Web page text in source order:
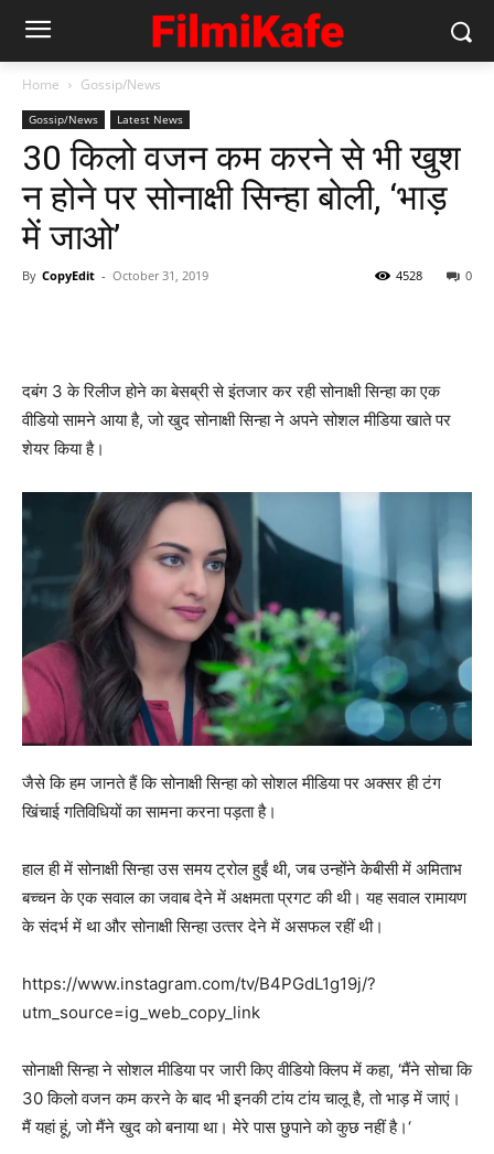
Home Gossip/News
Gossip/News Latest News
30 किलो वजन कम करने से भी खुश
न होने पर सोनाक्षी सिन्‍हा बोली, ‘भाड़
में जाओ’
By CopyEdit - October 31, 2019 0
4528
दबंग 3 के रिलीज होने का बेसब्री से इंतजार कर रही सोनाक्षी सिन्‍हा का एक
वीडियो सामने आया है, जो खुद सोनाक्षी सिन्‍हा ने अपने सोशल मीडिया खाते पर
शेयर किया है।
जैसे कि हम जानते हैं कि सोनाक्षी सिन्‍हा को सोशल मीडिया पर अक्‍सर ही टंग
खिंचाई गतिविधियों का सामना करना पड़ता है।
हाल ही में सोनाक्षी सिन्‍हा उस समय ट्रोल हुईं थी, जब उन्‍होंने केबीसी में अमिताभ
बच्‍चन के एक सवाल का जवाब देने में अक्षमता प्रगट की थी। यह सवाल रामायण
के संदर्भ में था और सोनाक्षी सिन्‍हा उत्‍तर देने में असफल रहीं थी।
https://www.instagram.com/tv/B4PGdL1g19j/?
utm_source=ig_web_copy_link
सोनाक्षी सिन्‍हा ने सोशल मीडिया पर जारी किए वीडियो क्लिप में कहा, ‘मैंने सोचा कि
30 किलो वजन कम करने के बाद भी इनकी टांय टांय चालू है, तो भाड़ में जाएं।
मैं यहां हूं, जो मैंने खुद को बनाया था। मेरे पास छुपाने को कुछ नहीं है।‘